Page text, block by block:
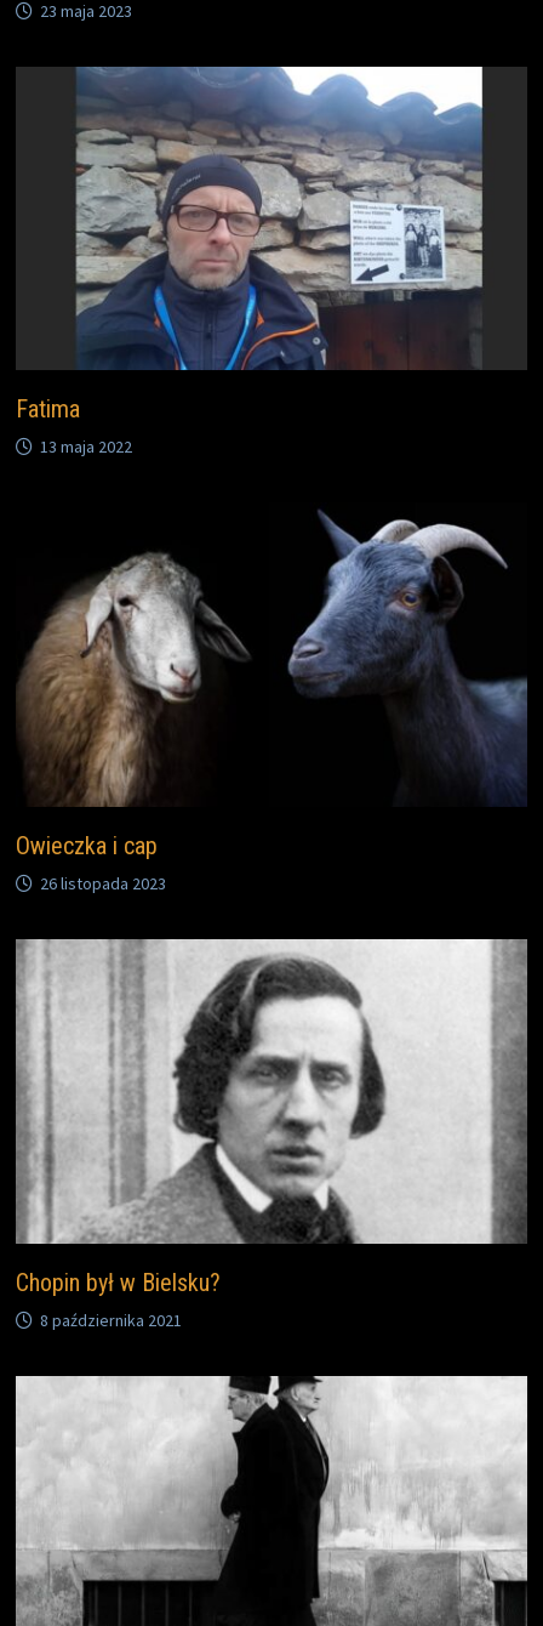
23 maja 2023
Fatima
13 maja 2022
Owieczka i cap
26 listopada 2023
Chopin był w Bielsku?
8 października 2021